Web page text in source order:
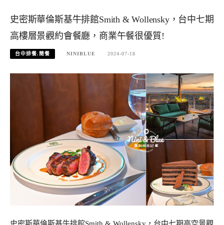
史密斯華倫斯基牛排館Smith & Wollensky，台中七期
高樓層景觀約會餐廳，商業午餐很優質!
台中排餐.簡餐 NINIBLUE 2024-07-18